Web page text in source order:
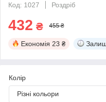
Код: 1027
Роздріб
432 ₴ 455 ₴
Економія 23 ₴
Колір
Різні кольори